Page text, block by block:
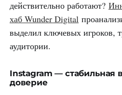
действительно работают?
хаб Wunder Digital
выделил ключевых игроков,
аудитории.
Instagram — стабильная
доверие